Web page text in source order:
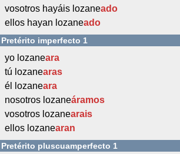
vosotros hayáis lozaneado
ellos hayan lozaneado
Pretérito imperfecto 1
yo lozaneara
tú lozanearas
él lozaneara
nosotros lozaneáramos
vosotros lozanearais
ellos lozanearan
Pretérito pluscuamperfecto 1